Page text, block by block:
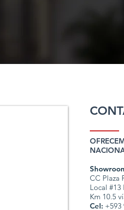
CC Plaza
Local #13
Km 10.5 ví
Cel: +593